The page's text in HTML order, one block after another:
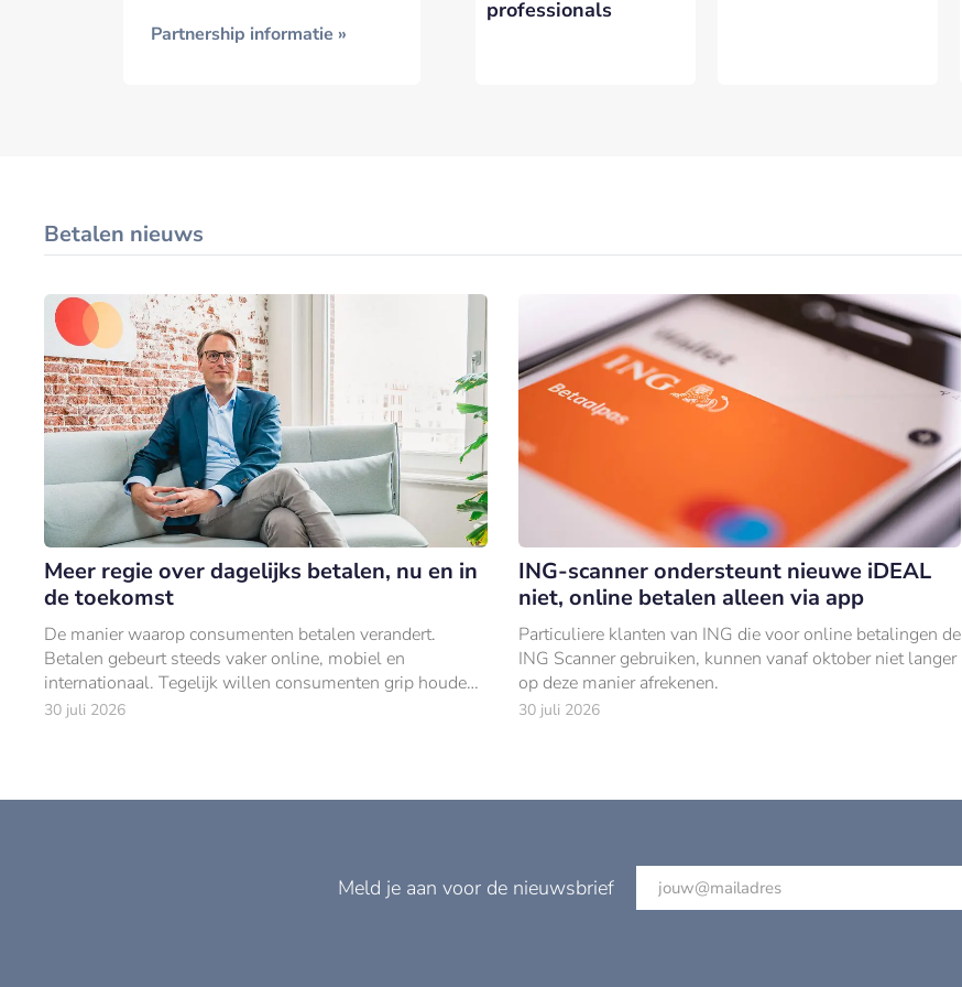
Partnership informatie »
professionals
Betalen nieuws
Meer regie over dagelijks betalen, nu en in
de toekomst
De manier waarop consumenten betalen verandert.
Betalen gebeurt steeds vaker online, mobiel en
internationaal. Tegelijk willen consumenten grip houden
op hun uitgaven.
30 juli 2026
ING-scanner ondersteunt nieuwe iDEAL
niet, online betalen alleen via app
Particuliere klanten van ING die voor online betalingen de
ING Scanner gebruiken, kunnen vanaf oktober niet langer
op deze manier afrekenen.
30 juli 2026
Meld je aan voor de nieuwsbrief